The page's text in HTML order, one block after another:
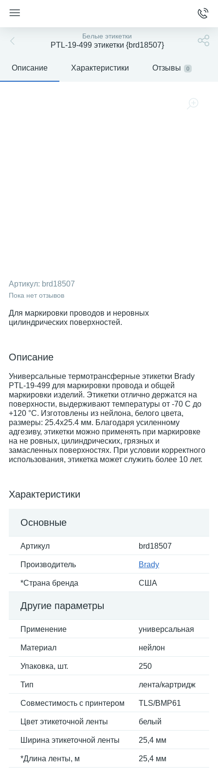
Белые этикетки
PTL-19-499 этикетки {brd18507}
Описание Характеристики Отзывы 0
Артикул: brd18507
Пока нет отзывов
Для маркировки проводов и неровных
цилиндрических поверхностей.
Описание
Универсальные термотрансферные этикетки Brady
PTL-19-499 для маркировки провода и общей
маркировки изделий. Этикетки отлично держатся на
поверхности, выдерживают температуры от -70 С до
+120 °С. Изготовлены из нейлона, белого цвета,
размеры: 25.4х25.4 мм. Благодаря усиленному
адгезиву, этикетки можно применять при маркировке
на не ровных, цилиндрических, грязных и
замасленных поверхностях. При условии корректного
использования, этикетка может служить более 10 лет.
Характеристики
Основные
Артикул brd18507
Производитель Brady
*Страна бренда США
Другие параметры
Применение универсальная
Материал нейлон
Упаковка, шт. 250
Тип лента/картридж
Совместимость с принтером TLS/BMP61
Цвет этикеточной ленты белый
Ширина этикеточной ленты 25,4 мм
*Длина ленты, м 25,4 мм